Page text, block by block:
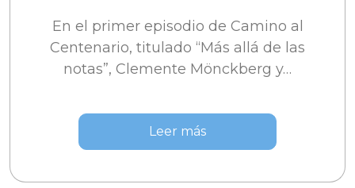
En el primer episodio de Camino al
Centenario, titulado “Más allá de las
notas”, Clemente Mönckberg y…
Leer más